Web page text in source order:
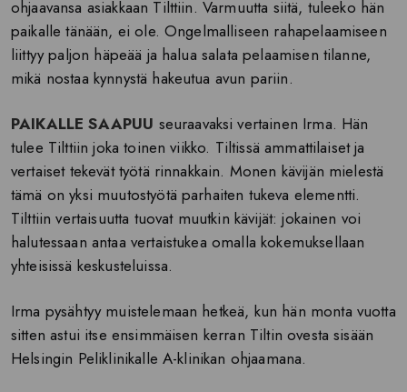
ohjaavansa asiakkaan Tilttiin. Varmuutta siitä, tuleeko hän
paikalle tänään, ei ole. Ongelmalliseen rahapelaamiseen
liittyy paljon häpeää ja halua salata pelaamisen tilanne,
mikä nostaa kynnystä hakeutua avun pariin.
PAIKALLE SAAPUU seuraavaksi vertainen Irma. Hän
tulee Tilttiin joka toinen viikko. Tiltissä ammattilaiset ja
vertaiset tekevät työtä rinnakkain. Monen kävijän mielestä
tämä on yksi muutostyötä parhaiten tukeva elementti.
Tilttiin vertaisuutta tuovat muutkin kävijät: jokainen voi
halutessaan antaa vertaistukea omalla kokemuksellaan
yhteisissä keskusteluissa.
Irma pysähtyy muistelemaan hetkeä, kun hän monta vuotta
sitten astui itse ensimmäisen kerran Tiltin ovesta sisään
Helsingin Peliklinikalle A-klinikan ohjaamana.